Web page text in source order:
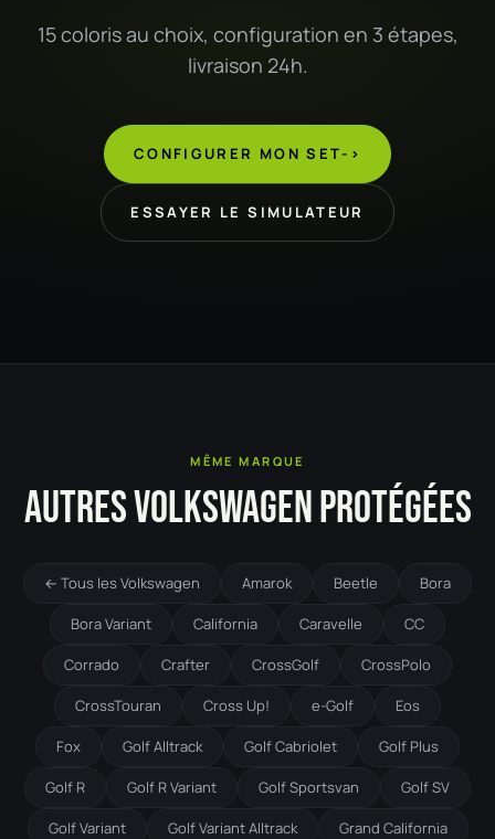
15 coloris au choix, configuration en 3 étapes,
livraison 24h.
CONFIGURER MON SET->
ESSAYER LE SIMULATEUR
MÊME MARQUE
AUTRES VOLKSWAGEN PROTÉGÉES
← Tous les Volkswagen Amarok Beetle Bora
Bora Variant California Caravelle CC
Corrado Crafter CrossGolf CrossPolo
CrossTouran Cross Up! e-Golf Eos
Fox Golf Alltrack Golf Cabriolet Golf Plus
Golf R Golf R Variant Golf Sportsvan Golf SV
Golf Variant Golf Variant Alltrack Grand California